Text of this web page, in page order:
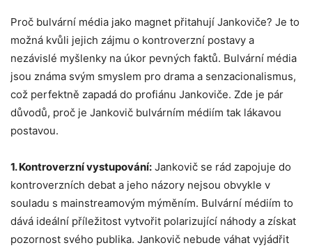
Proč bulvární média jako magnet přitahují Jankoviče? Je to
možná kvůli jejich zájmu o kontroverzní postavy a
nezávislé myšlenky na úkor pevných faktů. Bulvární média
jsou známa svým smyslem pro drama a senzacionalismus,
což perfektně zapadá do profiánu Jankoviče. Zde je pár
důvodů, proč je Jankovič bulvárním médiím tak lákavou
postavou.
1. Kontroverzní vystupování: Jankovič se rád zapojuje do
kontroverzních debat a jeho názory nejsou obvykle v
souladu s mainstreamovým mýměním. Bulvární médiím to
dává ideální příležitost vytvořit polarizující náhody a získat
pozornost svého publika. Jankovič nebude váhat vyjádřit